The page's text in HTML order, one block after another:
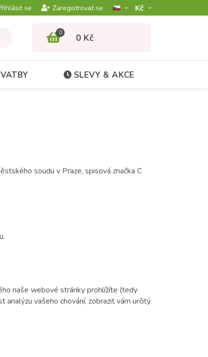
se Zaregistrovat se Kč­
0 0 Kč
SLEVY & AKCE
soudu v Praze, spisová značka C
naše webové stránky prohlížíte (tedy
vašeho chování, zobrazit vám určitý